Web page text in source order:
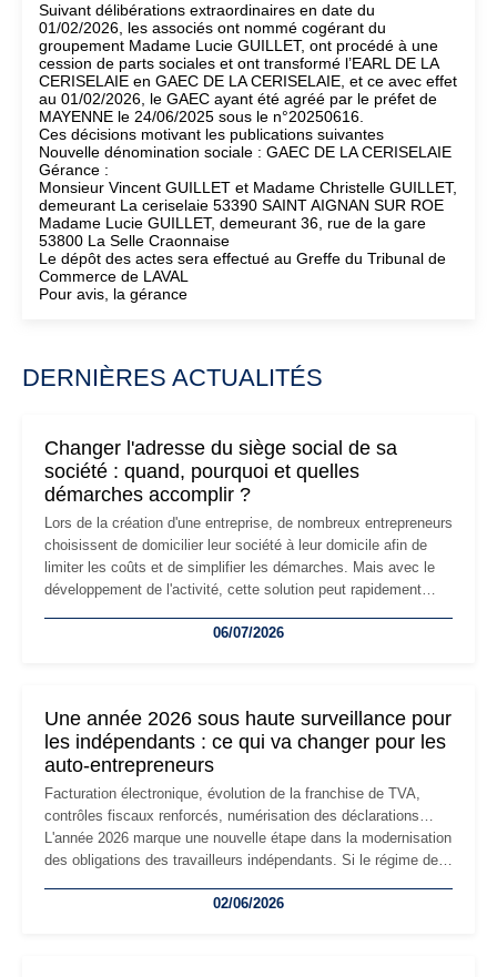
Suivant délibérations extraordinaires en date du
01/02/2026, les associés ont nommé cogérant du
groupement Madame Lucie GUILLET, ont procédé à une
cession de parts sociales et ont transformé l’EARL DE LA
CERISELAIE en GAEC DE LA CERISELAIE, et ce avec effet
au 01/02/2026, le GAEC ayant été agréé par le préfet de
MAYENNE le 24/06/2025 sous le n°20250616.
Ces décisions motivant les publications suivantes
Nouvelle dénomination sociale : GAEC DE LA CERISELAIE
Gérance :
Monsieur Vincent GUILLET et Madame Christelle GUILLET,
demeurant La ceriselaie 53390 SAINT AIGNAN SUR ROE
Madame Lucie GUILLET, demeurant 36, rue de la gare
53800 La Selle Craonnaise
Le dépôt des actes sera effectué au Greffe du Tribunal de
Commerce de LAVAL
Pour avis, la gérance
DERNIÈRES ACTUALITÉS
Changer l'adresse du siège social de sa
société : quand, pourquoi et quelles
démarches accomplir ?
Lors de la création d'une entreprise, de nombreux entrepreneurs
choisissent de domicilier leur société à leur domicile afin de
limiter les coûts et de simplifier les démarches. Mais avec le
développement de l'activité, cette solution peut rapidement
professionnels, recrutement, image de marque… Le
06/07/2026
Une année 2026 sous haute surveillance pour
les indépendants : ce qui va changer pour les
auto-entrepreneurs
Facturation électronique, évolution de la franchise de TVA,
contrôles fiscaux renforcés, numérisation des déclarations…
L'année 2026 marque une nouvelle étape dans la modernisation
des obligations des travailleurs indépendants. Si le régime de
les auto-entrepreneurs devront s'adapter à un environnement
02/06/2026